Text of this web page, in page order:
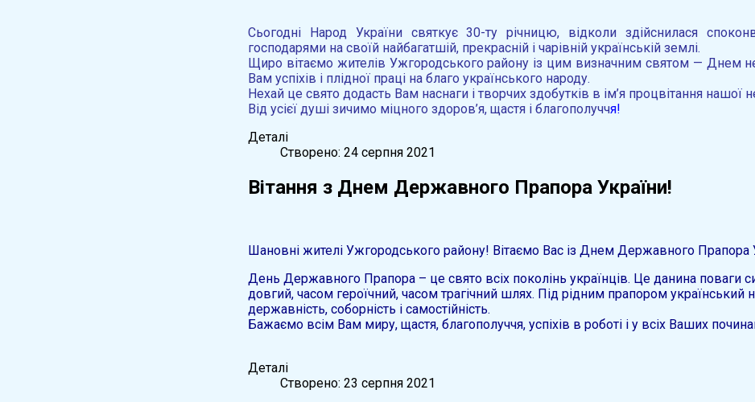
Сьогодні Народ України святкує 30-ту річницю, відколи здійснилася
господарями на своїй найбагатшій, прекрасній і чарівній українській землі.
Щиро вітаємо жителів Ужгородського району із цим визначним святом — Днем
Вам успіхів і плідної праці на благо українського народу.
Нехай це свято додасть Вам наснаги і творчих здобутків в ім’я процвітання нашої
Від усієї душі зичимо міцного здоров’я, щастя і благополуччя!
Деталі
Створено: 24 серпня 2021
Вітання з Днем Державного Прапора України!
Шановні жителі Ужгородського району! Вітаємо Вас із Днем Державного Прапора
День Державного Прапора – це свято всіх поколінь українців. Це данина
довгий, часом героїчний, часом трагічний шлях. Під рідним прапором український
державність, соборність і самостійність.
Бажаємо всім Вам миру, щастя, благополуччя, успіхів в роботі і у всіх Ваших
Деталі
Створено: 23 серпня 2021